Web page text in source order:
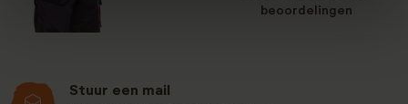
Stuur een mail
beoordelingen